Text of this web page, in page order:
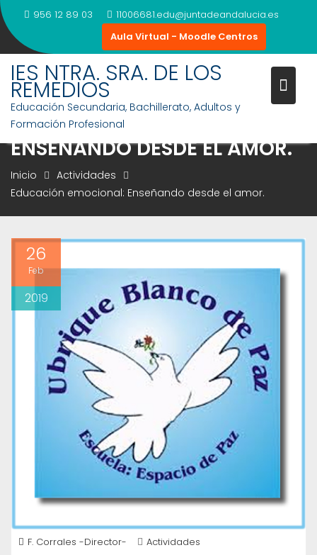
Saltar
al
contenido
956 12 89 03
11006681.edu@juntadeandalucia.es
Aula Virtual - Moodle Centros
IES NTRA. SRA. DE LOS
REMEDIOS
Educación Secundaria, Bachillerato, Adultos y
Formación Profesional
EDUCACIÓN EMOCIONAL:
ENSEÑANDO DESDE EL AMOR.
Inicio
Actividades
Educación emocional: Enseñando desde el amor.
26
Feb
2019
F. Corrales -Director-
Actividades